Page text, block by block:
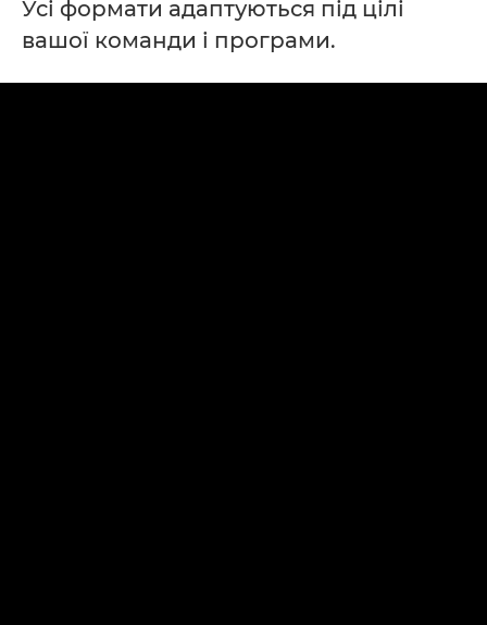
Усі формати адаптуються під цілі
вашої команди і програми.